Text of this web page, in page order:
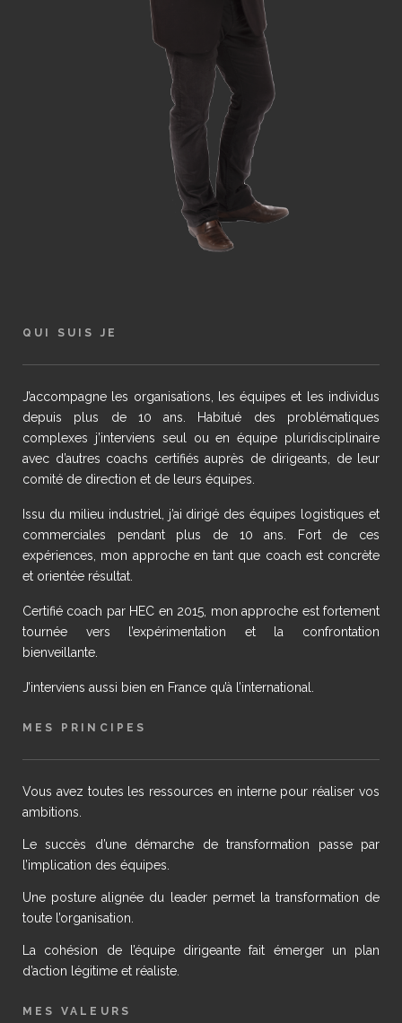
QUI SUIS JE
J’accompagne les organisations, les équipes et les individus
depuis plus de 10 ans. Habitué des problématiques
complexes j’interviens seul ou en équipe pluridisciplinaire
avec d’autres coachs certifiés auprès de dirigeants, de leur
comité de direction et de leurs équipes.
Issu du milieu industriel, j’ai dirigé des équipes logistiques et
commerciales pendant plus de 10 ans. Fort de ces
expériences, mon approche en tant que coach est concrète
et orientée résultat.
Certifié coach par HEC en 2015, mon approche est fortement
tournée vers l’expérimentation et la confrontation
bienveillante.
J’interviens aussi bien en France qu’à l’international.
MES PRINCIPES
Vous avez toutes les ressources en interne pour réaliser vos
ambitions.
Le succès d’une démarche de transformation passe par
l’implication des équipes.
Une posture alignée du leader permet la transformation de
toute l’organisation.
La cohésion de l’équipe dirigeante fait émerger un plan
d’action légitime et réaliste.
MES VALEURS